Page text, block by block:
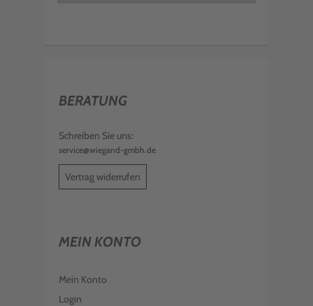
BERATUNG
Schreiben Sie uns:
service@wiegand-gmbh.de
Vertrag widerrufen
MEIN KONTO
Mein Konto
Login